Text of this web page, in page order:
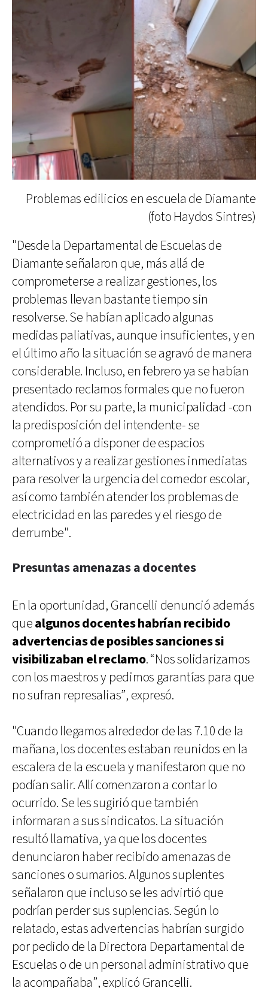
Problemas edilicios en escuela de Diamante
(foto Haydos Sintres)
"Desde la Departamental de Escuelas de
Diamante señalaron que, más allá de
comprometerse a realizar gestiones, los
problemas llevan bastante tiempo sin
resolverse. Se habían aplicado algunas
medidas paliativas, aunque insuficientes, y en
el último año la situación se agravó de manera
considerable. Incluso, en febrero ya se habían
presentado reclamos formales que no fueron
atendidos. Por su parte, la municipalidad -con
la predisposición del intendente- se
comprometió a disponer de espacios
alternativos y a realizar gestiones inmediatas
para resolver la urgencia del comedor escolar,
así como también atender los problemas de
electricidad en las paredes y el riesgo de
derrumbe".
Presuntas amenazas a docentes
En la oportunidad, Grancelli denunció además
quealgunos docentes habrían recibido
advertencias de posibles sanciones si
visibilizaban el reclamo. “Nos solidarizamos
con los maestros y pedimos garantías para que
no sufran represalias”, expresó.
"Cuando llegamos alrededor de las 7.10 de la
mañana, los docentes estaban reunidos en la
escalera de la escuela y manifestaron que no
podían salir. Allí comenzaron a contar lo
ocurrido. Se les sugirió que también
informaran a sus sindicatos. La situación
resultó llamativa, ya que los docentes
denunciaron haber recibido amenazas de
sanciones o sumarios. Algunos suplentes
señalaron que incluso se les advirtió que
podrían perder sus suplencias. Según lo
relatado, estas advertencias habrían surgido
por pedido de la Directora Departamental de
Escuelas o de un personal administrativo que
la acompañaba”, explicó Grancelli.